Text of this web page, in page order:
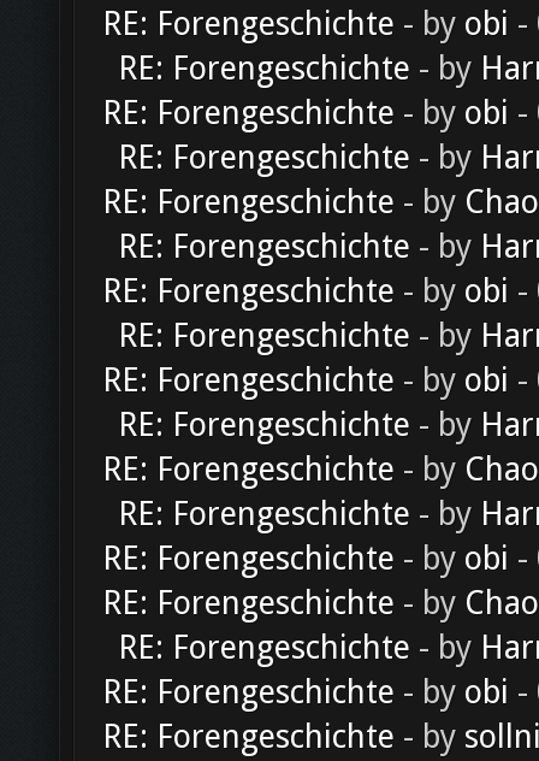
RE: Forengeschichte - by obi -
RE: Forengeschichte - by
RE: Forengeschichte - by obi -
RE: Forengeschichte - by
RE: Forengeschichte - by
RE: Forengeschichte - by
RE: Forengeschichte - by obi -
RE: Forengeschichte - by
RE: Forengeschichte - by obi -
RE: Forengeschichte - by
RE: Forengeschichte - by
RE: Forengeschichte - by
RE: Forengeschichte - by obi -
RE: Forengeschichte - by
RE: Forengeschichte - by
RE: Forengeschichte - by obi -
RE: Forengeschichte - by